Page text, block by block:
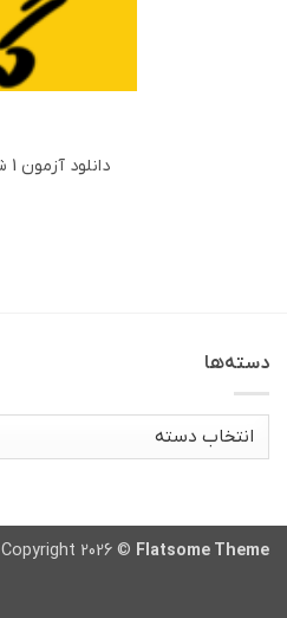
دانلود آزمون 1 شهریور 1403 ماز | مرحله 4 ماز در این مطلب، لینک دانلود رایگان [...]
دسته‌ها
دسته‌ها
Copyright 2026 © Flatsome Theme